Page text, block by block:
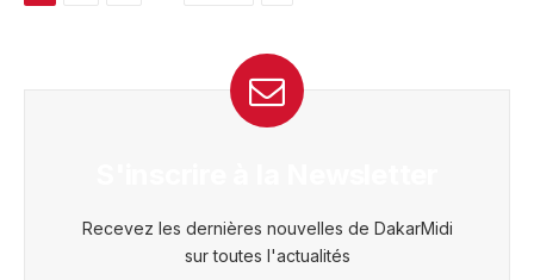
Recevez les dernières nouvelles de DakarMidi
sur toutes l'actualités